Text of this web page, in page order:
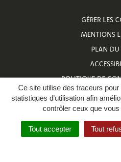
Ce site utilise des traceurs
statistiques d'utilisation afin
contrôler ceux que
Tout accepter Tout
GÉRER LES
MENTIONS
PLAN DU
POLITIQUE DE
NUMÉROS